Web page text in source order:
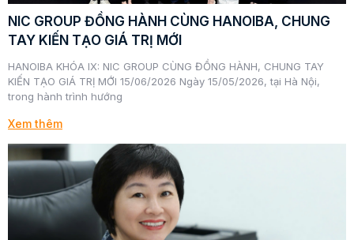
NIC GROUP ĐỒNG HÀNH CÙNG HANOIBA, CHUNG
TAY KIẾN TẠO GIÁ TRỊ MỚI
HANOIBA KHÓA IX: NIC GROUP CÙNG ĐỒNG HÀNH, CHUNG TAY
KIẾN TẠO GIÁ TRỊ MỚI 15/06/2026 Ngày 15/05/2026, tại Hà Nội,
trong hành trình hướng
Xem thêm